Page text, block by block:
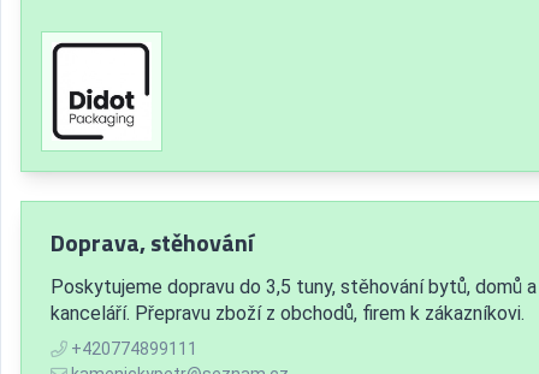
Doprava, stěhování
Poskytujeme dopravu do 3,5 tuny, stěhování bytů, domů a
kanceláří. Přepravu zboží z obchodů, firem k zákazníkovi.
+420774899111